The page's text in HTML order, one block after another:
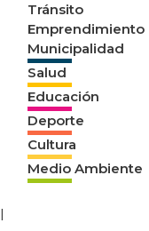
Tránsito
Emprendimiento
Municipalidad
Salud
Educación
Deporte
Cultura
Medio Ambiente